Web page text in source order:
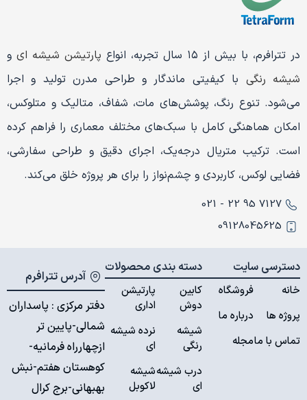
در تترافرم، با بیش از ۱۵ سال تجربه، انواع پارتیشن شیشه ای و
شیشه رنگی با کیفیتی ماندگار و طراحی مدرن تولید و اجرا
می‌شود. تنوع رنگ، پوشش‌های مات، شفاف، متالیک و متلوکس،
امکان هماهنگی کامل با سبک‌های مختلف معماری را فراهم کرده
است. ترکیب متریال درجه‌یک، اجرای دقیق و طراحی سفارشی،
فضایی لوکس، کاربردی و چشم‌نواز را برای هر پروژه خلق می‌کند.
7127 95 22 - 021
09128045625
دسترسی سایت
خانه
پروژه ها
تماس با ما
فروشگاه
درباره ما
مجله
دسته بندی محصولات
کابین
دوش
شیشه
رنگی
درب شیشه
ای
پارتیشن
اداری
نرده شیشه
ای
شیشه
لاکوبل
آدرس تترافرم
دفتر مرکزی : پاسداران
شمالی-پایین تر
ازچهارراه فرمانیه-
کوهستان هفتم-نبش
بهبهانی-برج کرال